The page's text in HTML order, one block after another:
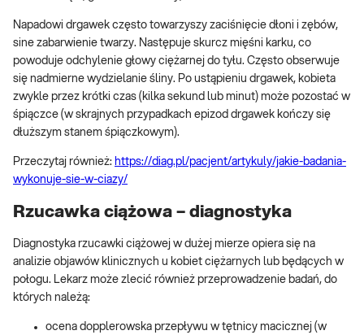
Napadowi drgawek często towarzyszy zaciśnięcie dłoni i zębów,
sine zabarwienie twarzy. Następuje skurcz mięśni karku, co
powoduje odchylenie głowy ciężarnej do tyłu. Często obserwuje
się nadmierne wydzielanie śliny. Po ustąpieniu drgawek, kobieta
zwykle przez krótki czas (kilka sekund lub minut) może pozostać w
śpiączce (w skrajnych przypadkach epizod drgawek kończy się
dłuższym stanem śpiączkowym).
Przeczytaj również: https://diag.pl/pacjent/artykuly/jakie-badania-
wykonuje-sie-w-ciazy/
Rzucawka ciążowa – diagnostyka
Diagnostyka rzucawki ciążowej w dużej mierze opiera się na
analizie objawów klinicznych u kobiet ciężarnych lub będących w
połogu. Lekarz może zlecić również przeprowadzenie badań, do
których należą:
ocena dopplerowska przepływu w tętnicy macicznej (w